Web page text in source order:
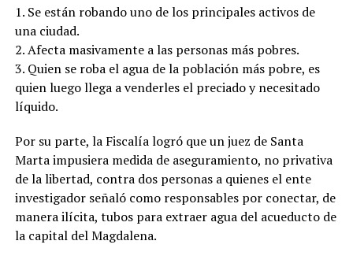
1. Se están robando uno de los principales activos de
una ciudad.
2. Afecta masivamente a las personas más pobres.
3. Quien se roba el agua de la población más pobre, es
quien luego llega a venderles el preciado y necesitado
líquido.
Por su parte, la Fiscalía logró que un juez de Santa
Marta impusiera medida de aseguramiento, no privativa
de la libertad, contra dos personas a quienes el ente
investigador señaló como responsables por conectar, de
manera ilícita, tubos para extraer agua del acueducto de
la capital del Magdalena.